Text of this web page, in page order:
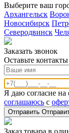
Выберите ваш
Архангельск
Новосибирск
Северодвинск
Заказать звонoк
Оставьте
Я даю согласие на
соглашаюсь с
Отправить
Заказ товара в